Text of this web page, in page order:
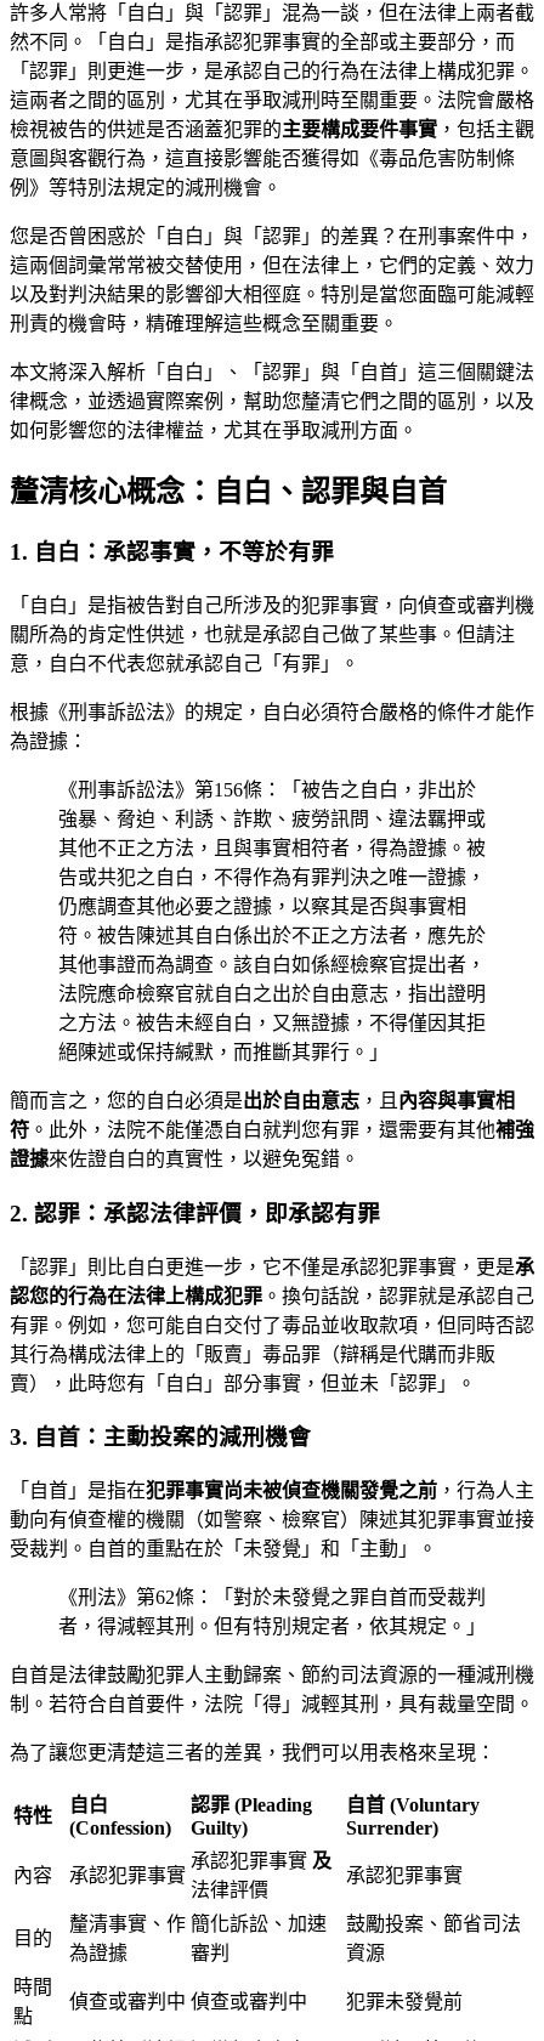
許多人常將「自白」與「認罪」混為一談，但在法律上兩者截
然不同。「自白」是指承認犯罪事實的全部或主要部分，而
「認罪」則更進一步，是承認自己的行為在法律上構成犯罪。
這兩者之間的區別，尤其在爭取減刑時至關重要。法院會嚴格
檢視被告的供述是否涵蓋犯罪的主要構成要件事實 ，包括主觀
意圖與客觀行為，這直接影響能否獲得如《毒品危害防制條
例》等特別法規定的減刑機會。
您是否曾困惑於「自白」與「認罪」的差異？在刑事案件中，
這兩個詞彙常常被交替使用，但在法律上，它們的定義、效力
以及對判決結果的影響卻大相徑庭。特別是當您面臨可能減輕
刑責的機會時，精確理解這些概念至關重要。
本文將深入解析「自白」、「認罪」與「自首」這三個關鍵法
律概念，並透過實際案例，幫助您釐清它們之間的區別，以及
如何影響您的法律權益，尤其在爭取減刑方面。
釐清核心概念：自白、認罪與自首
1. 自白：承認事實，不等於有罪
「自白」是指被告對自己所涉及的犯罪事實，向偵查或審判機
關所為的肯定性供述，也就是承認自己做了某些事。但請注
意，自白不代表您就承認自己「有罪」。
根據《刑事訴訟法》的規定，自白必須符合嚴格的條件才能作
為證據：
《刑事訴訟法》第156條：「被告之自白，非出於
強暴、脅迫、利誘、詐欺、疲勞訊問、違法羈押或
其他不正之方法，且與事實相符者，得為證據。被
告或共犯之自白，不得作為有罪判決之唯一證據，
仍應調查其他必要之證據，以察其是否與事實相
符。被告陳述其自白係出於不正之方法者，應先於
其他事證而為調查。該自白如係經檢察官提出者，
法院應命檢察官就自白之出於自由意志，指出證明
之方法。被告未經自白，又無證據，不得僅因其拒
絕陳述或保持緘默，而推斷其罪行。」
簡而言之，您的自白必須是出於自由意志 ，且 內容與事實相
符 。此外，法院不能僅憑自白就判您有罪，還需要有其他補強
證據來佐證自白的真實性，以避免冤錯。
2. 認罪：承認法律評價，即承認有罪
「認罪」則比自白更進一步，它不僅是承認犯罪事實，更是承
認您的行為在法律上構成犯罪 。換句話說，認罪就是承認自己
有罪。例如，您可能自白交付了毒品並收取款項，但同時否認
其行為構成法律上的「販賣」毒品罪（辯稱是代購而非販
賣），此時您有「自白」部分事實，但並未「認罪」。
3. 自首：主動投案的減刑機會
「自首」是指在犯罪事實尚未被偵查機關發覺之前 ，行為人主
動向有偵查權的機關（如警察、檢察官）陳述其犯罪事實並接
受裁判。自首的重點在於「未發覺」和「主動」。
《刑法》第62條：「對於未發覺之罪自首而受裁判
者，得減輕其刑。但有特別規定者，依其規定。」
自首是法律鼓勵犯罪人主動歸案、節約司法資源的一種減刑機
制。若符合自首要件，法院「得」減輕其刑，具有裁量空間。
為了讓您更清楚這三者的差異，我們可以用表格來呈現：
特性
自白
(Confession)
認罪 (Pleading
Guilty)
自首 (Voluntary
Surrender)
內容 承認犯罪事實
承認犯罪事實 及
法律評價
承認犯罪事實
目的
釐清事實、作
為證據
簡化訴訟、加速
審判
鼓勵投案、節省司法
資源
時間
點
偵查或審判中 偵查或審判中 犯罪未發覺前